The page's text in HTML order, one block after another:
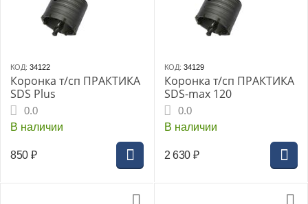
КОД: 34122
Коронка т/сп ПРАКТИКА
SDS Plus
0.0
В наличии
850 ₽
КОД: 34129
Коронка т/сп ПРАКТИКА
SDS-max 120
0.0
В наличии
2 630 ₽